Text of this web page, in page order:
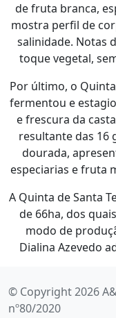
de fruta branca,
mostra perfil de
salinidade. Notas
toque vegetal,
Por último, o
fermentou e
e frescura da
resultante das 16
dourada,
especiarias e fruta
A Quinta de Santa
de 66ha, dos
modo de
Dialina Azevedo
© Copyright 2026
nº80/2020